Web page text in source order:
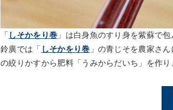
「 しそかをり巻 」は白身魚のすり身を紫蘇で
鈴廣では「 しそかをり巻 」の青じそを農家さ
の絞りかすから肥料「うみからだいち」を作